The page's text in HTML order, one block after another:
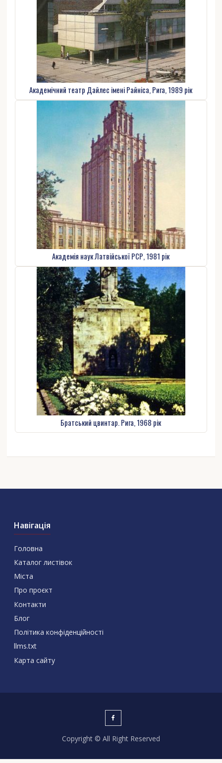
Академічний театр Дайлес імені Райніса, Рига, 1989 рік
Академія наук Латвійської РСР, 1981 рік
Братський цвинтар. Рига, 1968 рік
Навігація
Головна
Каталог листівок
Міста
Про проєкт
Контакти
Блог
Політика конфіденційності
llms.txt
Карта сайту
Copyright © All Right Reserved